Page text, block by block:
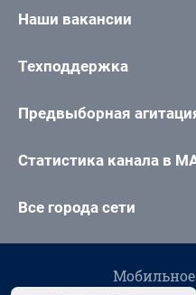
Наши вакансии
Техподдержка
Предвыборная
Статистика канала в
Все города сети